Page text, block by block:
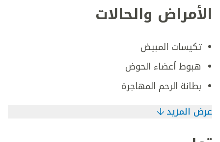
الأمراض والحالات
تكيسات المبيض
هبوط أعضاء الحوض
بطانة الرحم المهاجرة
عرض المزيد